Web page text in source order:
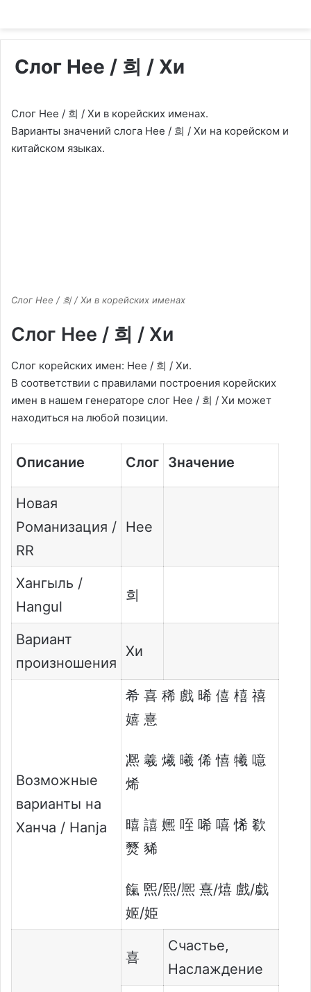
Слог Hee / 희 / Хи
Слог Hee / 희 / Хи в корейских именах.
Варианты значений слога Hee / 희 / Хи на корейском и
китайском языках.
Слог Hee / 희 / Хи в корейских именах
Слог Hee / 희 / Хи
Слог корейских имен: Hee / 희 / Хи.
В соответствии с правилами построения корейских
имен в нашем генераторе слог Hee / 희 / Хи может
находиться на любой позиции.
Описание Слог Значение
Новая
Романизация /
RR
Hee
Хангыль /
Hangul
희
Вариант
произношения
Хи
Возможные
варианты на
Ханча / Hanja
希 喜 稀 戲 晞 僖 橲 禧
嬉 憙
凞 羲 爔 曦 俙 憘 犧 噫
烯
暿 譆 㜯 咥 唏 嘻 悕 欷
燹 豨
餼 煕/熙/熈 熹/熺 戲/戱
姬/姫
喜
Счастье,
Наслаждение